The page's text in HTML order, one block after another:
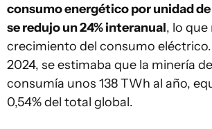
consumo energético por unidad
se redujo un 24% interanual, lo que
crecimiento del consumo
2024, se estimaba que la minería
consumía unos 138 TWh al año,
0,54% del total global.